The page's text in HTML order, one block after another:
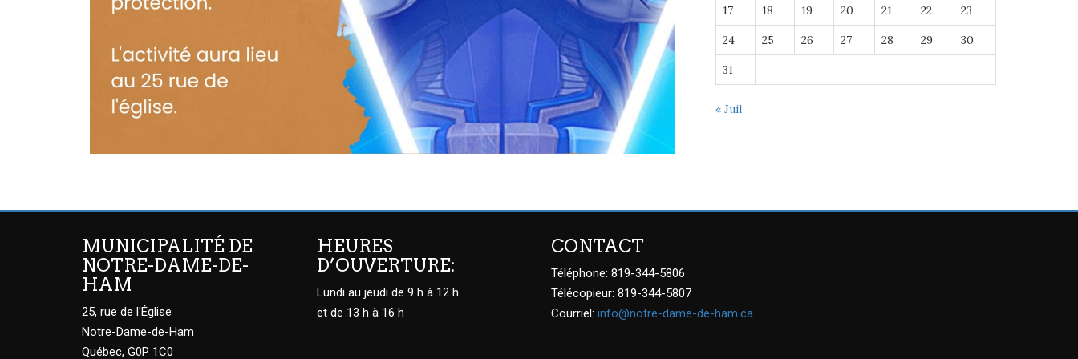
17 18 19 20 21 22 23
24 25 26 27 28 29 30
31
« Juil
MUNICIPALITÉ DE
NOTRE-DAME-DE-
HAM
25, rue de l'Église
Notre-Dame-de-Ham
Québec, G0P 1C0
HEURES
D’OUVERTURE:
Lundi au jeudi de 9 h à 12 h
et de 13 h à 16 h
CONTACT
Téléphone: 819-344-5806
Télécopieur: 819-344-5807
Courriel: info@notre-dame-de-ham.ca